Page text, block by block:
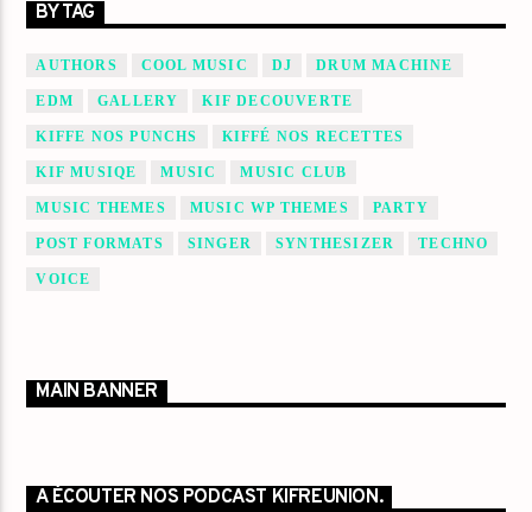
BY TAG
AUTHORS COOL MUSIC DJ DRUM MACHINE
EDM GALLERY KIF DECOUVERTE
KIFFE NOS PUNCHS KIFFÉ NOS RECETTES
KIF MUSIQE MUSIC MUSIC CLUB
MUSIC THEMES MUSIC WP THEMES PARTY
POST FORMATS SINGER SYNTHESIZER TECHNO
VOICE
MAIN BANNER
A ÉCOUTER NOS PODCAST KIFREUNION.